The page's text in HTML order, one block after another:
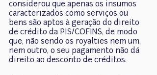
considerou que apenas os insumos
caracterizados como serviços ou
bens são aptos à geração do direito
de crédito da PIS/COFINS, de modo
que, não sendo os royalties nem um,
nem outro, o seu pagamento não dá
direito ao desconto de créditos.